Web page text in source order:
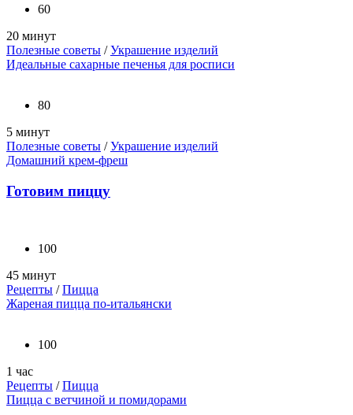
60
20 минут
Полезные советы /Украшение изделий
Идеальные сахарные печенья для росписи
80
5 минут
Полезные советы /Украшение изделий
Домашний крем-фреш
Готовим пиццу
100
45 минут
Рецепты /Пицца
Жареная пицца по-итальянски
100
1 час
Рецепты /Пицца
Пицца с ветчиной и помидорами